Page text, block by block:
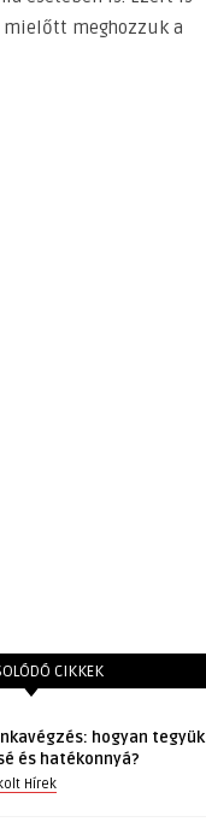
mielőtt meghozzuk a
CIKKEK
hogyan tegyük
és hatékonnyá?
Hírek